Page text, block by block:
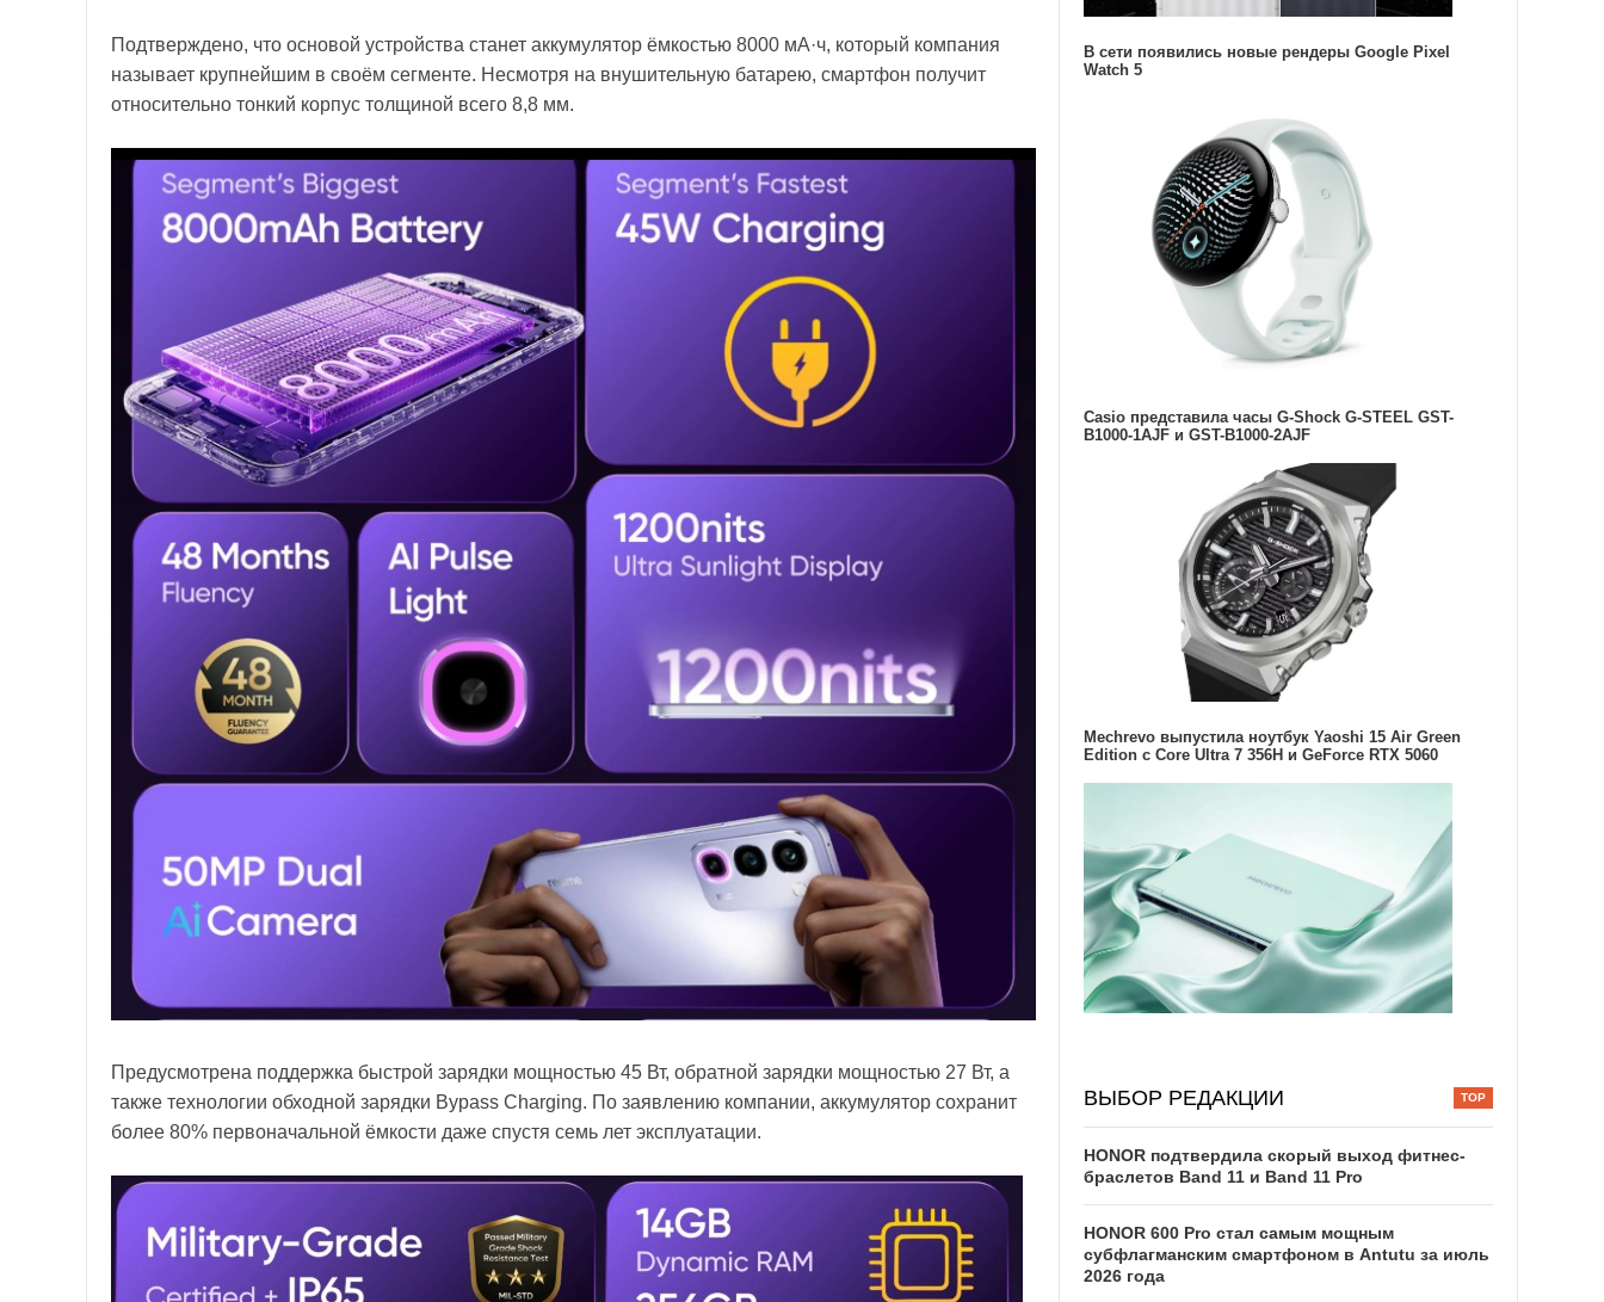
Подтверждено, что основой устройства станет аккумулятор ёмкостью 8000 мА·ч, который компания
называет крупнейшим в своём сегменте. Несмотря на внушительную батарею, смартфон получит
относительно тонкий корпус толщиной всего 8,8 мм.
Предусмотрена поддержка быстрой зарядки мощностью 45 Вт, обратной зарядки мощностью 27 Вт, а
также технологии обходной зарядки Bypass Charging. По заявлению компании, аккумулятор сохранит
более 80% первоначальной ёмкости даже спустя семь лет эксплуатации.
В сети появились новые рендеры Google Pixel
Watch 5
Casio представила часы G-Shock G-STEEL GST-
B1000-1AJF и GST-B1000-2AJF
Mechrevo выпустила ноутбук Yaoshi 15 Air Green
Edition с Core Ultra 7 356H и GeForce RTX 5060
ВЫБОР РЕДАКЦИИ
HONOR подтвердила скорый выход фитнес-
браслетов Band 11 и Band 11 Pro
HONOR 600 Pro стал самым мощным
субфлагманским смартфоном в Antutu за июль
2026 года